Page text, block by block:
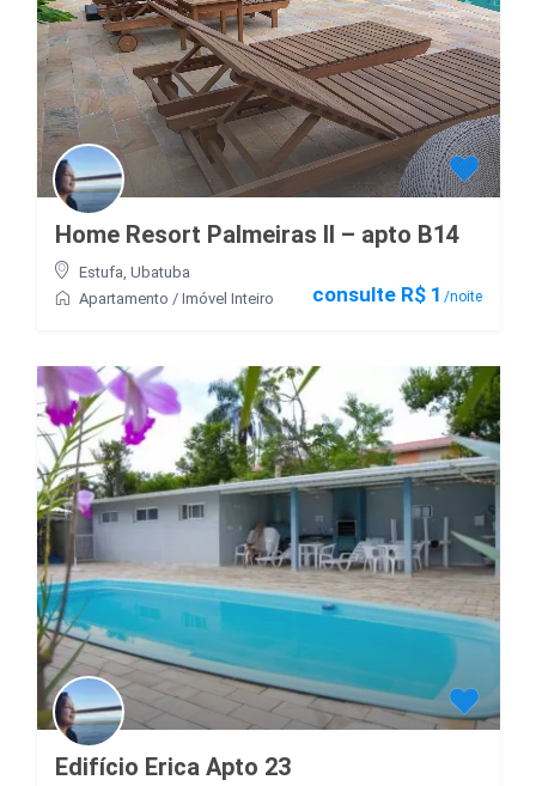
consulte R$ 1 /noite
Home Resort Palmeiras II – apto B14
Estufa, Ubatuba
Apartamento / Imóvel Inteiro
Edifício Erica Apto 23